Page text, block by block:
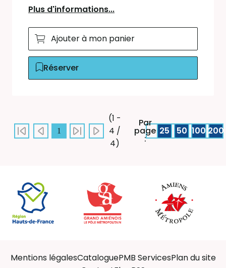
Plus d'informations...
Ajouter à mon panier
Réserver
1
(1 -
4 /
4)
Par
page
:
25 50 100 200
Mentions légalesCataloguePMB ServicesPlan du site